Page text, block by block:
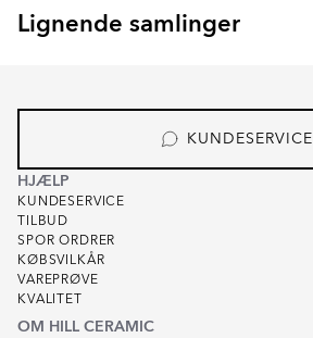
Lignende samlinger
EKSKÄR TOPS
KUNDESERVICE
HJÆLP
KUNDESERVICE
TILBUD
SPOR ORDRER
KØBSVILKÅR
VAREPRØVE
KVALITET
OM HILL CERAMIC